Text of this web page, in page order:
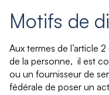
Motifs de
Aux termes de l’article
de la personne, il est
ou un fournisseur de
fédérale de poser un